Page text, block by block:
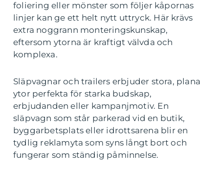
foliering eller mönster som följer kåpornas
linjer kan ge ett helt nytt uttryck. Här krävs
extra noggrann monteringskunskap,
eftersom ytorna är kraftigt välvda och
komplexa.
Släpvagnar och trailers erbjuder stora, plana
ytor perfekta för starka budskap,
erbjudanden eller kampanjmotiv. En
släpvagn som står parkerad vid en butik,
byggarbetsplats eller idrottsarena blir en
tydlig reklamyta som syns långt bort och
fungerar som ständig påminnelse.